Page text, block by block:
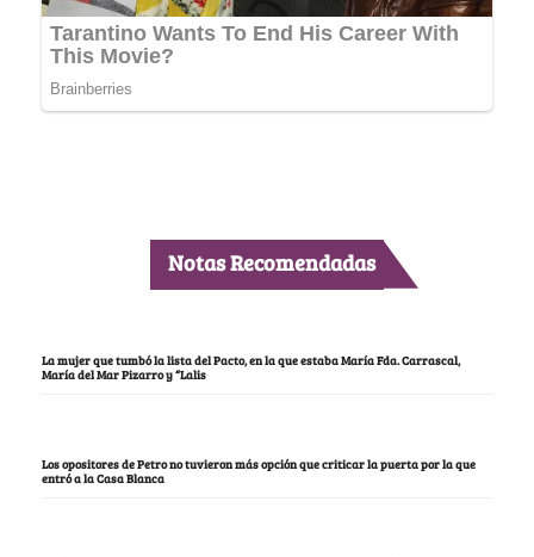
Notas Recomendadas
La mujer que tumbó la lista del Pacto, en la que estaba María Fda. Carrascal,
María del Mar Pizarro y “Lalis
Los opositores de Petro no tuvieron más opción que criticar la puerta por la que
entró a la Casa Blanca